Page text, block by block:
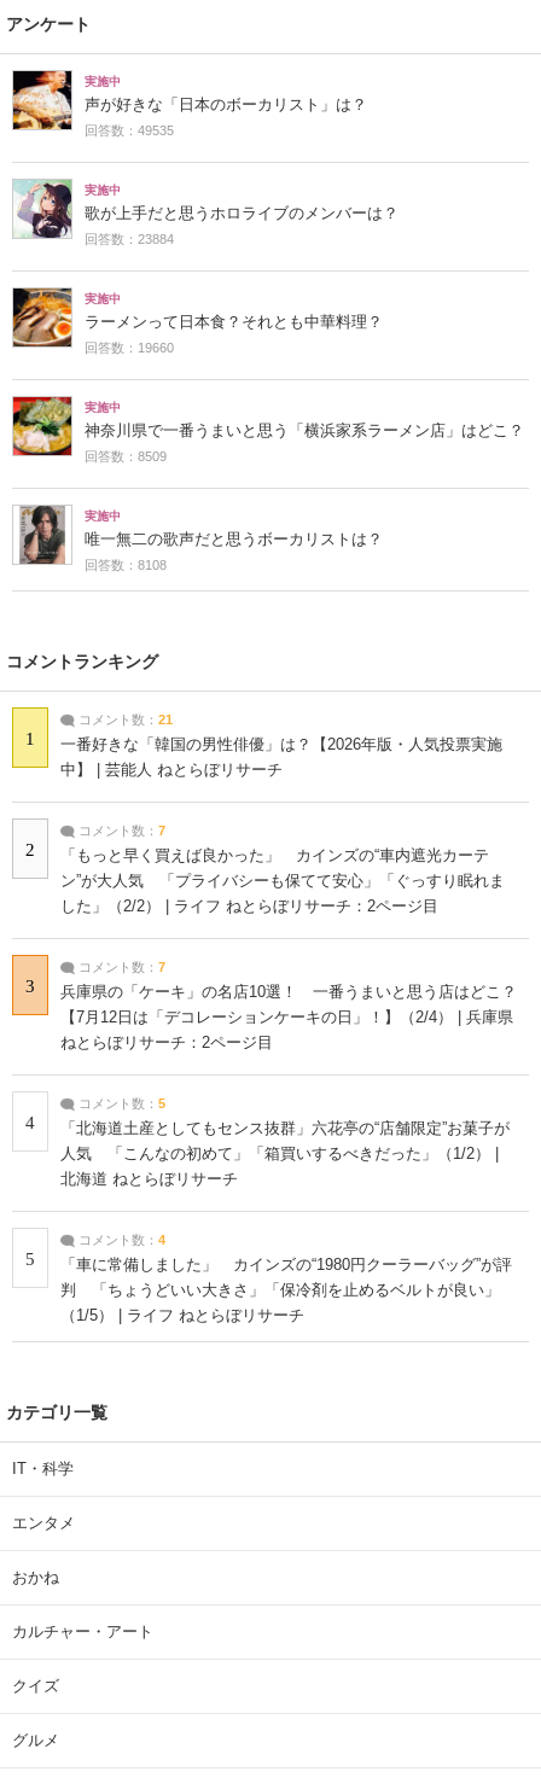
アンケート
実施中
声が好きな「日本のボーカリスト」は？
回答数：49535
実施中
歌が上手だと思うホロライブのメンバーは？
回答数：23884
実施中
ラーメンって日本食？それとも中華料理？
回答数：19660
実施中
神奈川県で一番うまいと思う「横浜家系ラーメン店」はどこ？
回答数：8509
実施中
唯一無二の歌声だと思うボーカリストは？
回答数：8108
コメントランキング
1
コメント数： 21
一番好きな「韓国の男性俳優」は？【2026年版・人気投票実施
中】 | 芸能人 ねとらぼリサーチ
2
コメント数： 7
「もっと早く買えば良かった」 カインズの“車内遮光カーテ
ン”が大人気 「プライバシーも保てて安心」「ぐっすり眠れま
した」（2/2） | ライフ ねとらぼリサーチ：2ページ目
3
コメント数： 7
兵庫県の「ケーキ」の名店10選！ 一番うまいと思う店はどこ？
【7月12日は「デコレーションケーキの日」！】（2/4） | 兵庫県
ねとらぼリサーチ：2ページ目
4
コメント数： 5
「北海道土産としてもセンス抜群」六花亭の“店舗限定”お菓子が
人気 「こんなの初めて」「箱買いするべきだった」（1/2） |
北海道 ねとらぼリサーチ
5
コメント数： 4
「車に常備しました」 カインズの“1980円クーラーバッグ”が評
判 「ちょうどいい大きさ」「保冷剤を止めるベルトが良い」
（1/5） | ライフ ねとらぼリサーチ
カテゴリ一覧
IT・科学
エンタメ
おかね
カルチャー・アート
クイズ
グルメ